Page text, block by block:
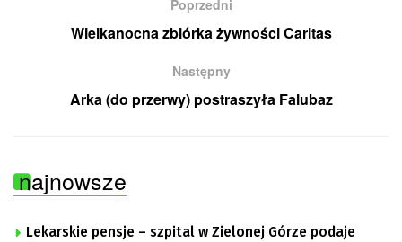
Poprzedni
Wielkanocna zbiórka żywności Caritas
Następny
Arka (do przerwy) postraszyła Falubaz
najnowsze
Lekarskie pensje – szpital w Zielonej Górze podaje